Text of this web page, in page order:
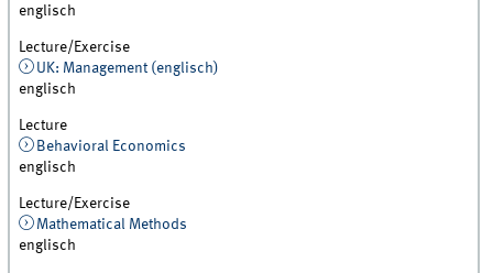
englisch
Lecture/Exercise
UK: Management (englisch)
englisch
Lecture
Behavioral Economics
englisch
Lecture/Exercise
Mathematical Methods
englisch